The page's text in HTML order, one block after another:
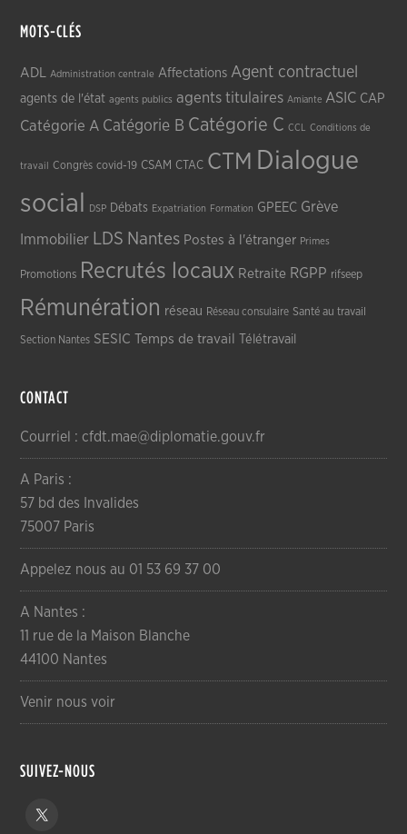
MOTS-CLÉS
ADL Administration centrale Affectations Agent contractuel
agents de l'état agents publics agents titulaires Amiante ASIC CAP
Catégorie A Catégorie B Catégorie C CCL Conditions de
travail Congrès covid-19 CSAM CTAC CTM Dialogue
social
DSP Débats Expatriation Formation GPEEC Grève
Immobilier LDS Nantes Postes à l'étranger Primes
Promotions Recrutés locaux Retraite RGPP rifseep
Rémunération réseau Réseau consulaire Santé au travail
Section Nantes SESIC Temps de travail Télétravail
CONTACT
Courriel : cfdt.mae@diplomatie.gouv.fr
A Paris :
57 bd des Invalides
75007 Paris
Appelez nous au 01 53 69 37 00
A Nantes :
11 rue de la Maison Blanche
44100 Nantes
Venir nous voir
SUIVEZ-NOUS